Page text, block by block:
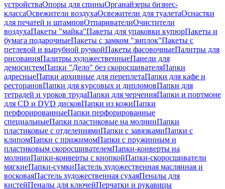
устройстваОпоры для спиныОрганайзеры бизнес-
классаОсвежители воздухаОсвежители для туалетаОснастки
для печатей и штамповОтпаривателиОчистители
воздухаПакеты "майка"Пакеты для упаковки купюрПакеты и
бумага подарочныеПакеты с замком "зиплок"Пакеты с
петлевой и вырубной ручкойПакеты фасовочныеПалитры для
рисованияПалитры художественныеПанели для
демосистемПапки "Дело" без скоросшивателяПапки
адресныеПапки архивные для переплетаПапки для кафе и
ресторановПапки для курсовых и дипломовПапки для
тетрадей и уроков трудаПапки для черченияПапки и портмоне
для CD и DVD дисковПапки из кожиПапки
перфорированныеПапки перфорированные
специальныеПапки пластиковые на молнииПапки
пластиковые с отделениямиПапки с завязкамиПапки с
клипомПапки с прижимомПапки с пружинным и
пластиковым скоросшивателемПапки-конверты на
молнииПапки-конверты с кнопкойПапки-скоросшиватели
мягкиеПапки-сумкиПастель художественная маслянная и
восковаяПастель художественная сухаяПеналы для
кистейПеналы для ключейПерчатки и рукавицы